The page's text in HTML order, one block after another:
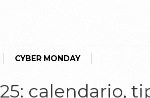
CYBER MONDAY
calendario,